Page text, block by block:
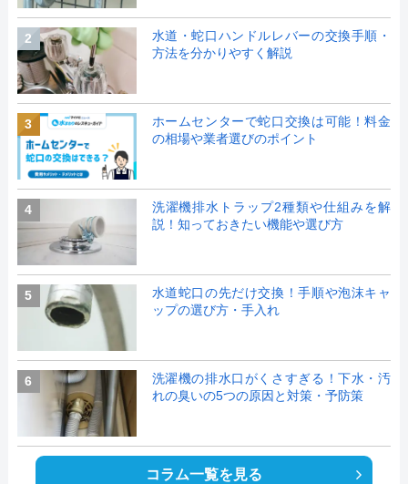
2
水道・蛇口ハンドルレバーの交換手順・
方法を分かりやすく解説
3
ホームセンターで蛇口交換は可能！料金
の相場や業者選びのポイント
4
洗濯機排水トラップ2種類や仕組みを解
説！知っておきたい機能や選び方
5
水道蛇口の先だけ交換！手順や泡沫キャ
ップの選び方・手入れ
6
洗濯機の排水口がくさすぎる！下水・汚
れの臭いの5つの原因と対策・予防策
コラム一覧を見る